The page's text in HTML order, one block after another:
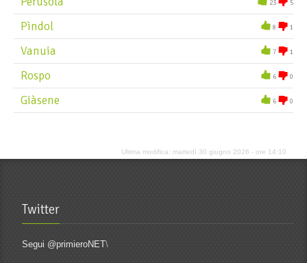
Ciocka
Cógola
Cothal
Còtola
Craspa
23 5
Pìndol 8 1
Vanuia 7 1
Rospo 6 0
Giàsene 6 0
Ultima modifica: martedì 30 giugno 2026 - ore 14:10
Twitter
Segui @primieroNET\